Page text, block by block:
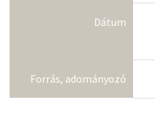
Dátum
Forrás, adományozó